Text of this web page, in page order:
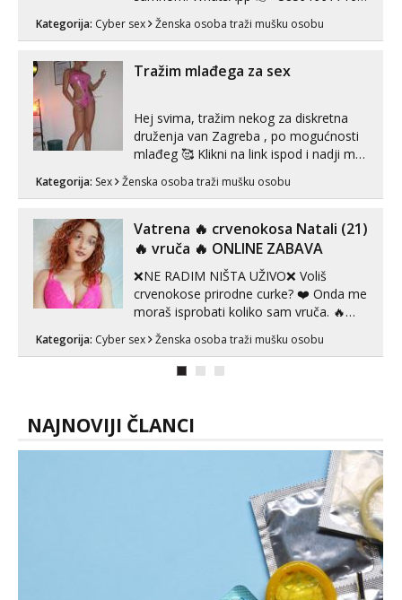
Telegram 👉@enafriedrichkis Radim
videopozive s licem, solo i s partnerom,
kombinacije halteri, haljine, štikle,
samostojeće itd. Nudim svakakva videa
Kategorija: Cyber sex Ženska osoba traži mušku osobu
Tražim mlađega za sex
Hej svima, tražim nekog za diskretna
druženja van Zagreba , po mogućnosti
mlađeg 🥰 Klikni na link ispod i nadji me
Kategorija: Sex Ženska osoba traži mušku osobu
Vatrena ‎️‍🔥 crvenokosa Natali (21)
‎️‍🔥 vruča‎ ️‍🔥 ONLINE ZABAVA
❌NE RADIM NIŠTA UŽIVO❌ Voliš
crvenokose prirodne curke? ❤️ Onda me
moraš isprobati koliko sam vruča.‎ ️‍🔥
MLADA vražica koja ima 100%
prorodne grudi, 💦 Misli su mi uvijek
prljave i u svemu vidim samo užitak. 💦
s kolegica...
Kategorija: Cyber sex Ženska osoba traži mušku osobu
NAJNOVIJI ČLANCI